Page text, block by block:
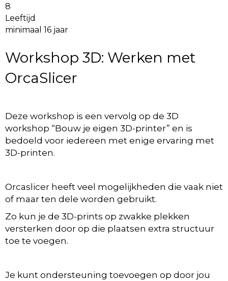
8
Leeftijd
minimaal 16 jaar
Workshop 3D: Werken met
OrcaSlicer
Deze workshop is een vervolg op de 3D
workshop “Bouw je eigen 3D-printer” en is
bedoeld voor iedereen met enige ervaring met
3D-printen.
Orcaslicer heeft veel mogelijkheden die vaak niet
of maar ten dele worden gebruikt.
Zo kun je de 3D-prints op zwakke plekken
versterken door op die plaatsen extra structuur
toe te voegen.
Je kunt ondersteuning toevoegen op door jou